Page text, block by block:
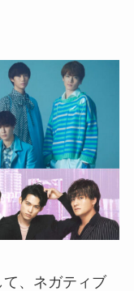
、ネガティブ